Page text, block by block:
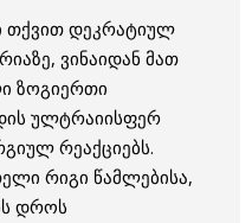
თქვით დეკრატიულ
ვინაიდან მათ
ზოგიერთი
ულტრაიისფერ
რეაქციებს.
რიგი წამლებისა,
დროს